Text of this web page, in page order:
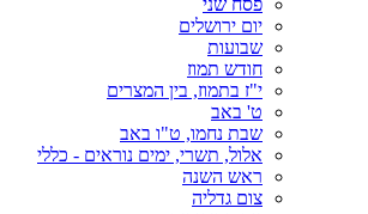
פסח שני
יום ירושלים
שבועות
חודש תמוז
י"ז בתמוז, בין המצרים
ט' באב
שבת נחמו, ט"ו באב
אלול, תשרי, ימים נוראים - כללי
ראש השנה
צום גדליה